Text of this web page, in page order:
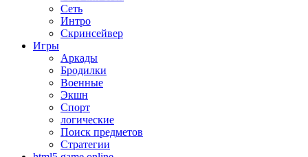
Сеть
Интро
Скринсейвер
Игры
Аркады
Бродилки
Военные
Экшн
Спорт
логические
Поиск предметов
Стратегии